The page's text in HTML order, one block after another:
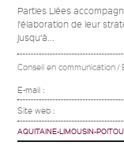
Parties Liées
l’élaboration de leur
jusqu’à...
Conseil en communication
E-mail :
Site web :
AQUITAINE-LIMOUSIN-